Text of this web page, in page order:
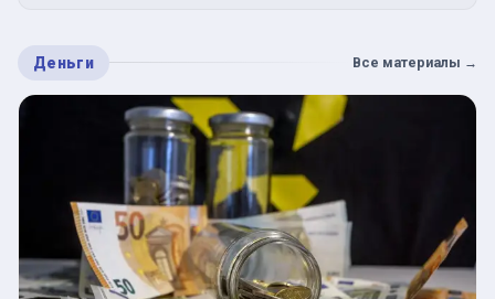
Деньги Все материалы →